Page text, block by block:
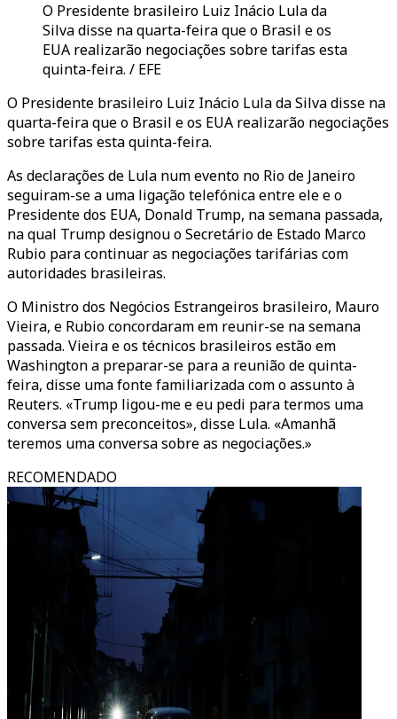
O Presidente brasileiro Luiz Inácio Lula da
Silva disse na quarta-feira que o Brasil e os
EUA realizarão negociações sobre tarifas esta
quinta-feira. / EFE
O Presidente brasileiro Luiz Inácio Lula da Silva disse na
quarta-feira que o Brasil e os EUA realizarão negociações
sobre tarifas esta quinta-feira.
As declarações de Lula num evento no Rio de Janeiro
seguiram-se a uma ligação telefónica entre ele e o
Presidente dos EUA, Donald Trump, na semana passada,
na qual Trump designou o Secretário de Estado Marco
Rubio para continuar as negociações tarifárias com
autoridades brasileiras.
O Ministro dos Negócios Estrangeiros brasileiro, Mauro
Vieira, e Rubio concordaram em reunir-se na semana
passada. Vieira e os técnicos brasileiros estão em
Washington a preparar-se para a reunião de quinta-
feira, disse uma fonte familiarizada com o assunto à
Reuters. «Trump ligou-me e eu pedi para termos uma
conversa sem preconceitos», disse Lula. «Amanhã
teremos uma conversa sobre as negociações.»
RECOMENDADO